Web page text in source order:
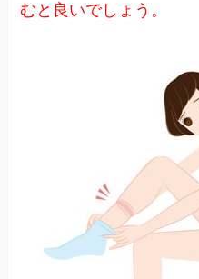
むと良いでしょう。